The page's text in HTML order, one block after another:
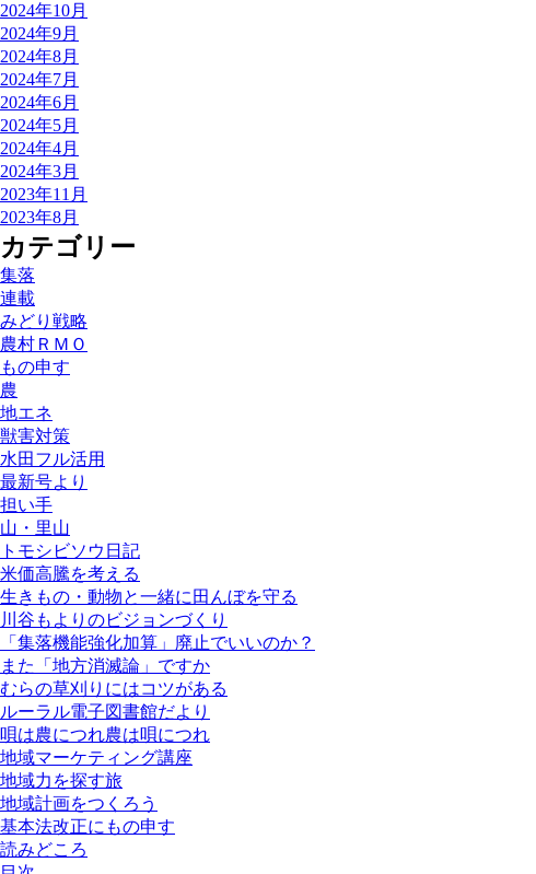
2024年10月
2024年9月
2024年8月
2024年7月
2024年6月
2024年5月
2024年4月
2024年3月
2023年11月
2023年8月
カテゴリー
集落
連載
みどり戦略
農村ＲＭＯ
もの申す
農
地エネ
獣害対策
水田フル活用
最新号より
担い手
山・里山
トモシビソウ日記
米価高騰を考える
生きもの・動物と一緒に田んぼを守る
川谷もよりのビジョンづくり
「集落機能強化加算」廃止でいいのか？
また「地方消滅論」ですか
むらの草刈りにはコツがある
ルーラル電子図書館だより
唄は農につれ農は唄につれ
地域マーケティング講座
地域力を探す旅
地域計画をつくろう
基本法改正にもの申す
読みどころ